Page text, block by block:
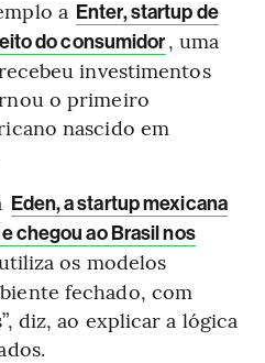
a Enter, startup de
do consumidor, uma
investimentos
o primeiro
nascido em
Eden, a startup mexicana
chegou ao Brasil nos
os modelos
fechado, com
diz, ao explicar a lógica